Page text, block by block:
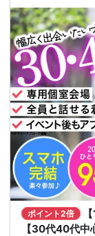
ポイント2倍
【30代40代